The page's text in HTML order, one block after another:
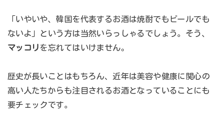
「いやいや、韓国を代表するお酒は焼酎でもビールでも
ないよ」という方は当然いらっしゃるでしょう。そう、
マッコリ を忘れてはいけません。
歴史が長いことはもちろん、近年は美容や健康に関心の
高い人たちからも注目されるお酒となっていることにも
要チェックです。